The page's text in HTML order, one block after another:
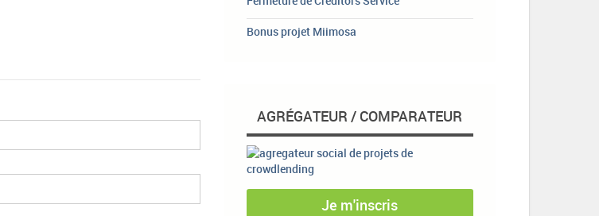
Bonus projet Miimosa
AGRÉGATEUR / COMPARATEUR
Je m'inscris